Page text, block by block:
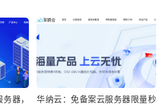
器，
华纳云：免备案云服务器限量秒